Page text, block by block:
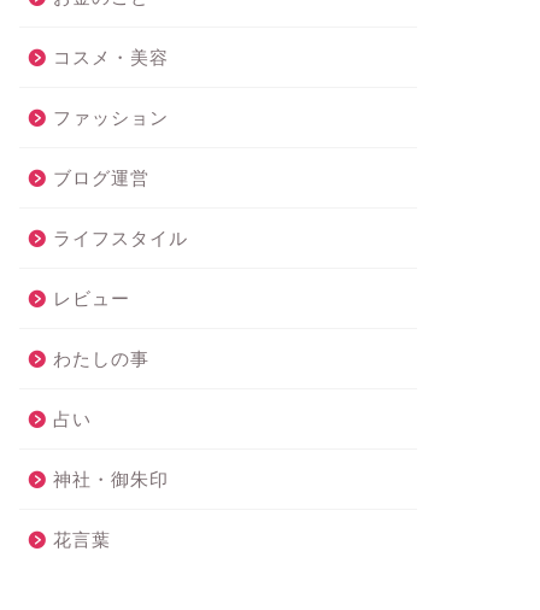
コスメ・美容
ファッション
ブログ運営
ライフスタイル
レビュー
わたしの事
占い
神社・御朱印
花言葉